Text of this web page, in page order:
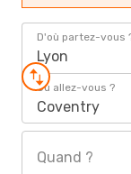
D'où partez-vous
Lyon
Où allez-vous ?
Coventry
Quand ?